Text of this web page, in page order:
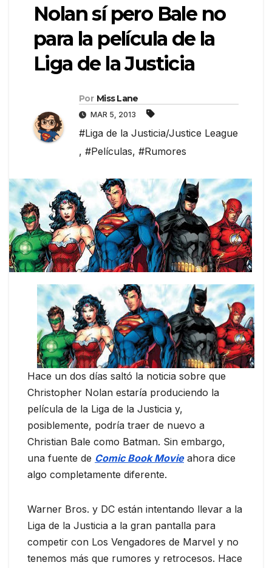
Nolan sí pero Bale no
para la película de la
Liga de la Justicia
Por Miss Lane
MAR 5, 2013
#Liga de la Justicia/Justice League
, #Películas, #Rumores
Hace un dos días saltó la noticia sobre que
Christopher Nolan estaría produciendo la
película de la Liga de la Justicia y,
posiblemente, podría traer de nuevo a
Christian Bale como Batman. Sin embargo,
una fuente de Comic Book Movieahora dice
algo completamente diferente.
Warner Bros. y DC están intentando llevar a la
Liga de la Justicia a la gran pantalla para
competir con Los Vengadores de Marvel y no
tenemos más que rumores y retrocesos. Hace